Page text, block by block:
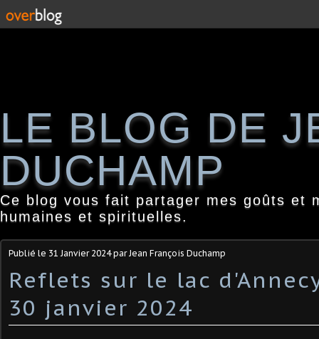
LE BLOG DE
DUCHAMP
Ce blog vous fait partager mes goûts et
humaines et spirituelles.
Publié le 31 Janvier 2024par Jean François Duchamp
Reflets sur le lac
30 janvier 2024